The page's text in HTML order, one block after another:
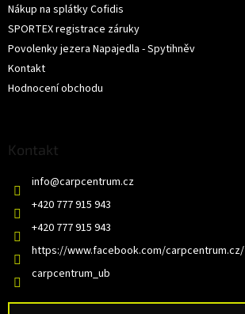
Nákup na splátky Cofidis
SPORTEX registrace záruky
Povolenky jezera Napajedla - Spytihněv
Kontakt
Hodnocení obchodu
Kontakt
info@carpcentrum.cz
+420 777 915 943
+420 777 915 943
https://www.facebook.com/carpcentrum.cz/
carpcentrum_ub